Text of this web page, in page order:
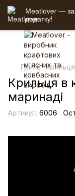
Meatlover —
додатку!
Гриль
Крильця в
маринаді
Артикул: 6006